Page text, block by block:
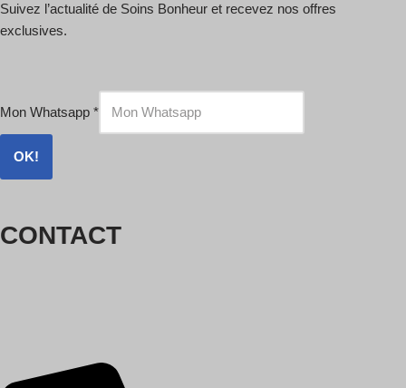
Suivez l’actualité de Soins Bonheur et recevez nos offres
exclusives.
Mon Whatsapp *
OK!
CONTACT